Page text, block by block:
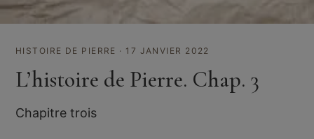
HISTOIRE DE PIERRE · 17 JANVIER 2022
L’histoire de Pierre. Chap. 3
Chapitre trois